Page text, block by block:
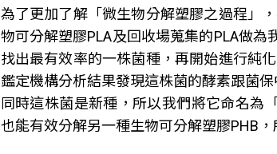
為了更加了解「微生物分解塑膠之過程」
物可分解塑膠PLA及回收場蒐集的PLA做為
找出最有效率的一株菌種，再開始進行純
鑑定機構分析結果發現這株菌的酵素跟菌
同時這株菌是新種，所以我們將它命名為
也能有效分解另一種生物可分解塑膠PHB